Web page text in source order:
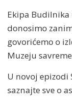
Ekipa Budilnika
donosimo
govorićemo o
Muzeju
U novoj epizodi
saznajte sve o